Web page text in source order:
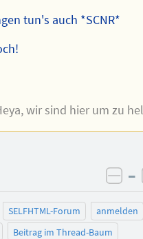
tun's auch *SCNR*
wir sind hier um zu
–
SELFHTML-Forum
anmelden
Beitrag im Thread-Baum